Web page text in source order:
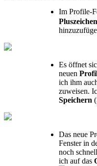
Im Profile-
Pluszeichen
Es öffnet
neuen
ich ihm
zuweisen.
Speichern
Das neue
Fenster in
noch
ich auf das